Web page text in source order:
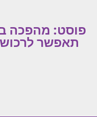
פוסט: מהפכה
תאפשר לרכוש